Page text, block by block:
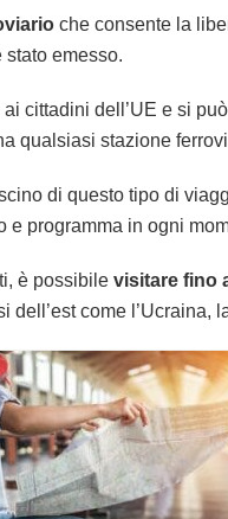
che consente la
emesso.
ai cittadini dell’UE e si
qualsiasi stazione
di questo tipo di
e programma in ogni
è possibile visitare fino
dell’est come l’Ucraina,